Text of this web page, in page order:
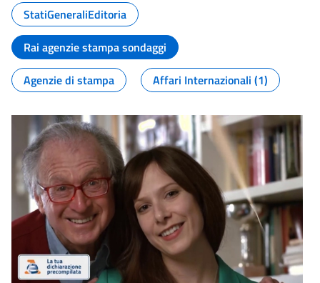
StatiGeneraliEditoria
Rai agenzie stampa sondaggi
Agenzie di stampa
Affari Internazionali (1)